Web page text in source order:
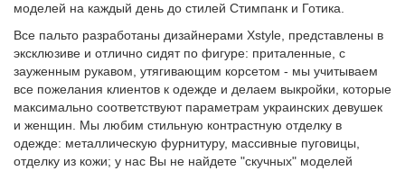
моделей на каждый день до стилей Стимпанк и Готика.
Все пальто разработаны дизайнерами Xstyle, представлены в
эксклюзиве и отлично сидят по фигуре: приталенные, с
зауженным рукавом, утягивающим корсетом - мы учитываем
все пожелания клиентов к одежде и делаем выкройки, которые
максимально соответствуют параметрам украинских девушек
и женщин. Мы любим стильную контрастную отделку в
одежде: металлическую фурнитуру, массивные пуговицы,
отделку из кожи; у нас Вы не найдете "скучных" моделей